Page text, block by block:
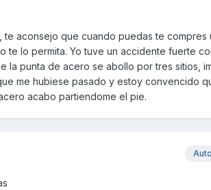
te aconsejo que cuando puedas te compres
lo permita. Yo tuve un accidente fuerte
punta de acero se abollo por tres sitios,
me hubiese pasado y estoy convencido
acabo partiendome el pie.